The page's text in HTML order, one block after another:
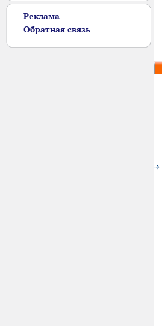
Реклама
Обратная связь